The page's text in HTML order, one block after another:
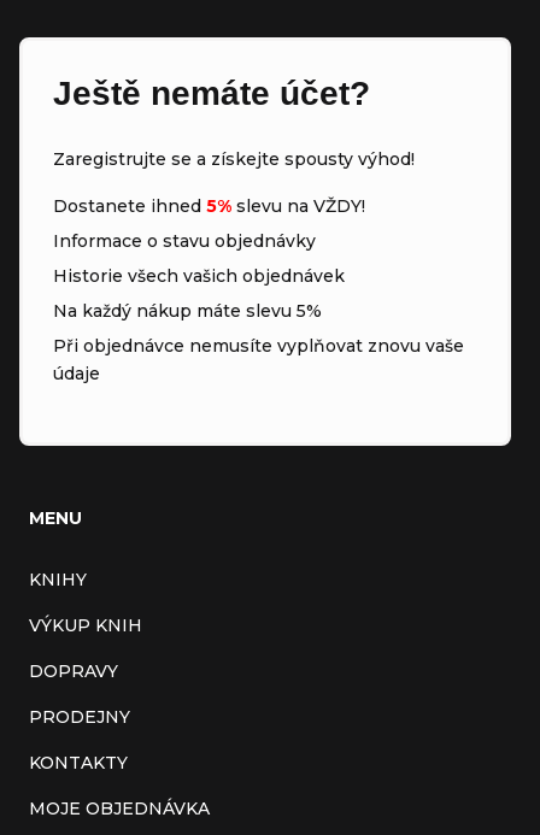
Ještě nemáte účet?
Zaregistrujte se a získejte spousty výhod!
Dostanete ihned 5% slevu na VŽDY!
Informace o stavu objednávky
Historie všech vašich objednávek
Na každý nákup máte slevu 5%
Při objednávce nemusíte vyplňovat znovu vaše
údaje
MENU
KNIHY
VÝKUP KNIH
DOPRAVY
PRODEJNY
KONTAKTY
MOJE OBJEDNÁVKA